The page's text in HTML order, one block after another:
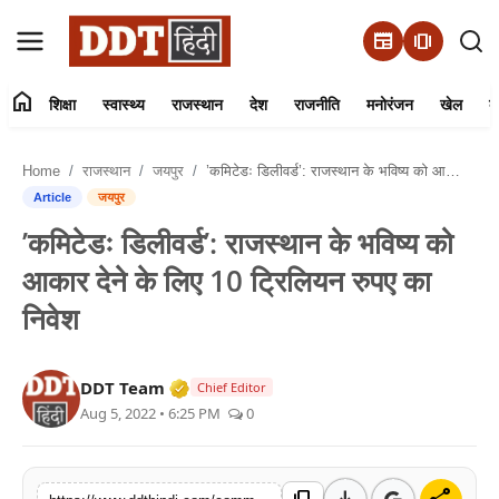
newspaper amp_stories
हमारे बारे में
शिक्षा
स्वास्थ्य
देश
राजनीति
home शिक्षा स्वास्थ्य राजस्थान देश राजनीति मनोरंजन खेल
Home राजस्थान जयपुर ’कमिटेडः डिलीवर्ड’: राजस्थान के भविष्य को आकार देने के लिए 10 ट्रिलियन रुपए का निवेश
Article जयपुर
’कमिटेडः डिलीवर्ड’: राजस्थान के भविष्य को
आकार देने के लिए 10 ट्रिलियन रुपए का
निवेश
DDT Team Verified Media or Organization • 01
Chief Editor
Aug 5, 2022 • 6:25 PM 0